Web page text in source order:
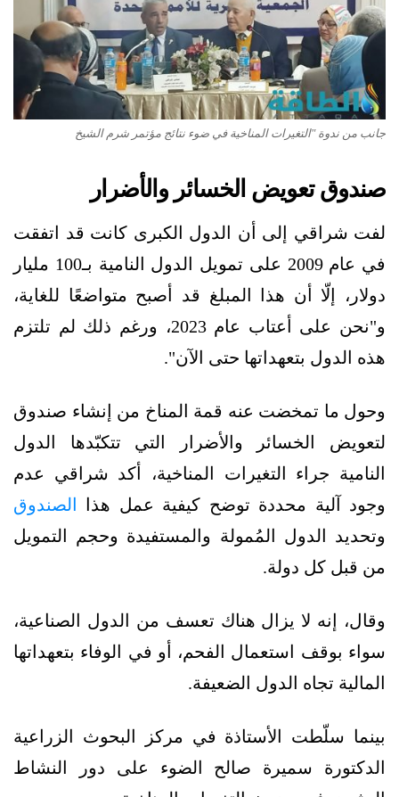
جانب من ندوة "التغيرات المناخية في ضوء نتائج مؤتمر شرم الشيخ
صندوق تعويض الخسائر والأضرار
لفت شراقي إلى أن الدول الكبرى كانت قد اتفقت
في عام 2009 على تمويل الدول النامية بـ100 مليار
دولار، إلّا أن هذا المبلغ قد أصبح متواضعًا للغاية،
و"نحن على أعتاب عام 2023، ورغم ذلك لم تلتزم
هذه الدول بتعهداتها حتى الآن".
وحول ما تمخضت عنه قمة المناخ من إنشاء صندوق
لتعويض الخسائر والأضرار التي تتكبّدها الدول
النامية جراء التغيرات المناخية، أكد شراقي عدم
وجود آلية محددة توضح كيفية عمل هذا
الصندوق
وتحديد الدول المُمولة والمستفيدة وحجم التمويل
من قبل كل دولة.
وقال، إنه لا يزال هناك تعسف من الدول الصناعية،
سواء بوقف استعمال الفحم، أو في الوفاء بتعهداتها
المالية تجاه الدول الضعيفة.
بينما سلّطت الأستاذة في مركز البحوث الزراعية
الدكتورة سميرة صالح الضوء على دور النشاط